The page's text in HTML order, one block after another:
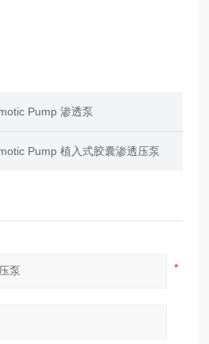
Pump 渗透泵
Pump 植入式胶囊渗透压泵